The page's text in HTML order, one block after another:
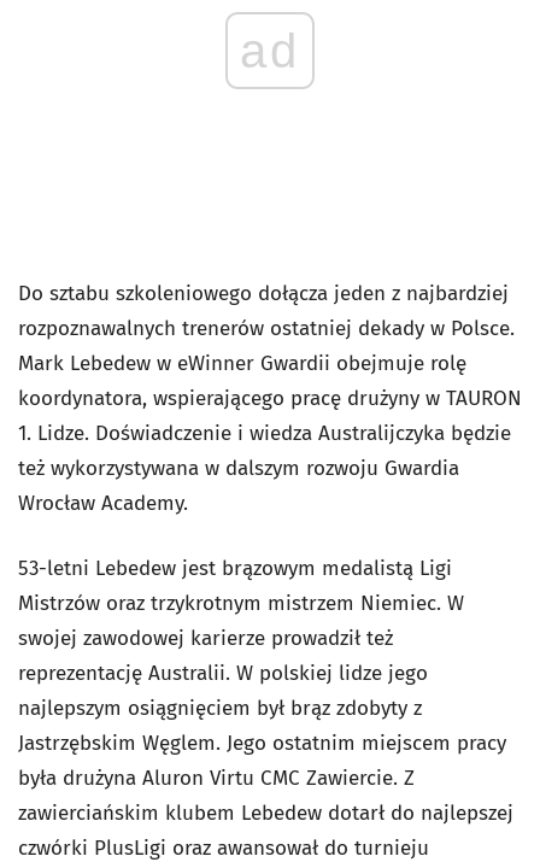
ad
Do sztabu szkoleniowego dołącza jeden z najbardziej
rozpoznawalnych trenerów ostatniej dekady w Polsce.
Mark Lebedew w eWinner Gwardii obejmuje rolę
koordynatora, wspierającego pracę drużyny w TAURON
1. Lidze. Doświadczenie i wiedza Australijczyka będzie
też wykorzystywana w dalszym rozwoju Gwardia
Wrocław Academy.
53-letni Lebedew jest brązowym medalistą Ligi
Mistrzów oraz trzykrotnym mistrzem Niemiec. W
swojej zawodowej karierze prowadził też
reprezentację Australii. W polskiej lidze jego
najlepszym osiągnięciem był brąz zdobyty z
Jastrzębskim Węglem. Jego ostatnim miejscem pracy
była drużyna Aluron Virtu CMC Zawiercie. Z
zawierciańskim klubem Lebedew dotarł do najlepszej
czwórki PlusLigi oraz awansował do turnieju